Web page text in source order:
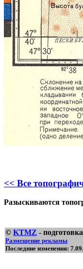
<< Все
Разыскиваются
© KTMZ -
Размещение рекламы
Последние изменения: